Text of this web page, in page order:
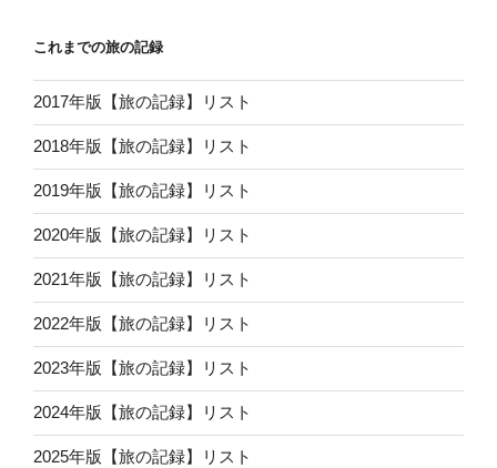
これまでの旅の記録
2017年版【旅の記録】リスト
2018年版【旅の記録】リスト
2019年版【旅の記録】リスト
2020年版【旅の記録】リスト
2021年版【旅の記録】リスト
2022年版【旅の記録】リスト
2023年版【旅の記録】リスト
2024年版【旅の記録】リスト
2025年版【旅の記録】リスト